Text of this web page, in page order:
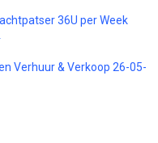
36U per Week
Verhuur & Verkoop 26-05-